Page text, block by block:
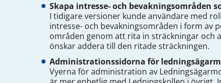
Skapa intresse- och bevakningsområden
I tidigare versioner kunde användare med
intresse- och bevakningsområden i form av
områden genom att rita in sträckningar och
önskar addera till den ritade sträckningen.
Administrationssidorna för
Vyerna för administration av